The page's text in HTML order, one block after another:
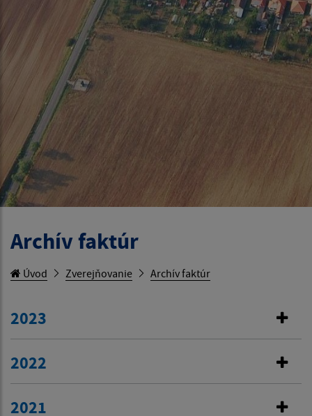
Archív faktúr
Úvod Zverejňovanie Archív faktúr
2023
2022
2021